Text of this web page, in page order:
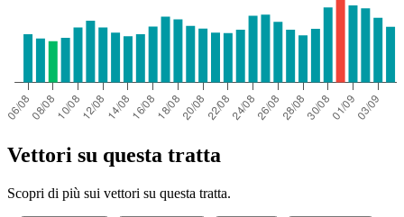
Vettori su questa tratta
Scopri di più sui vettori su questa tratta.